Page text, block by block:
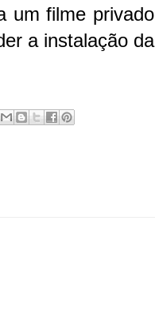
um filme privado
a instalação da